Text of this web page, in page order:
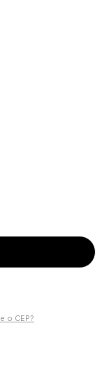
o CEP?